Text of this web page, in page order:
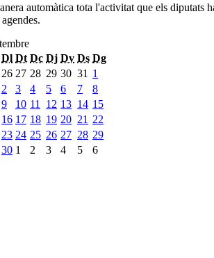
automàtica tota l'activitat que els diputats
Dl Dt Dc Dj Dv Ds Dg
26 27 28 29 30 31 1
2 3 4 5 6 7
8
9 10 11 12 13 14 15
16 17 18 19 20 21 22
23 24 25 26 27 28 29
30 1 2 3 4 5 6